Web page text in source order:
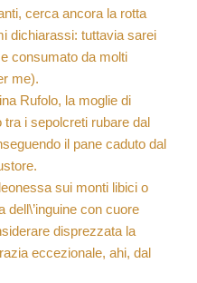
cerca ancora la rotta
dichiarassi: tuttavia sarei
consumato da molti
me).
Rufolo, la moglie di
i sepolcreti rubare dal
il pane caduto dal
sui monti libici o
dell\’inguine con cuore
disprezzata la
eccezionale, ahi, dal